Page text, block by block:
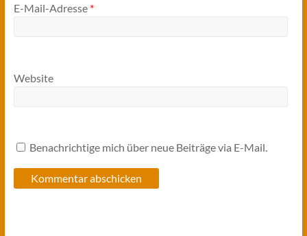
E-Mail-Adresse *
Website
Benachrichtige mich über neue Beiträge via E-Mail.